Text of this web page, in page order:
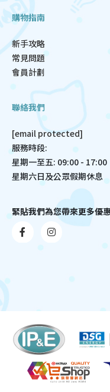
購物指南
新手攻略
常見問題
會員計劃
聯絡我們
[email protected]
服務時段:
星期一至五: 09:00 - 17:00
星期六日及公眾假期休息
緊貼我們為您帶來更多優